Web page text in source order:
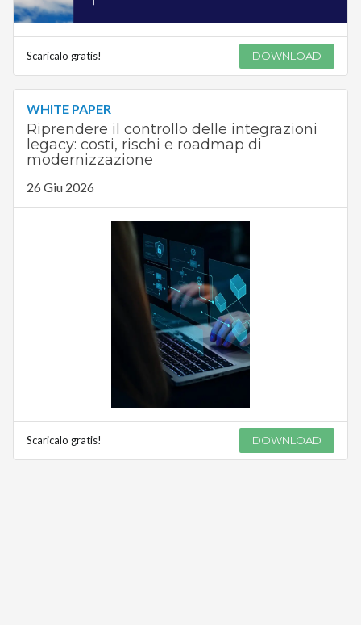
Scaricalo gratis! DOWNLOAD
WHITE PAPER
Riprendere il controllo delle integrazioni
legacy: costi, rischi e roadmap di
modernizzazione
26 Giu 2026
Scaricalo gratis! DOWNLOAD